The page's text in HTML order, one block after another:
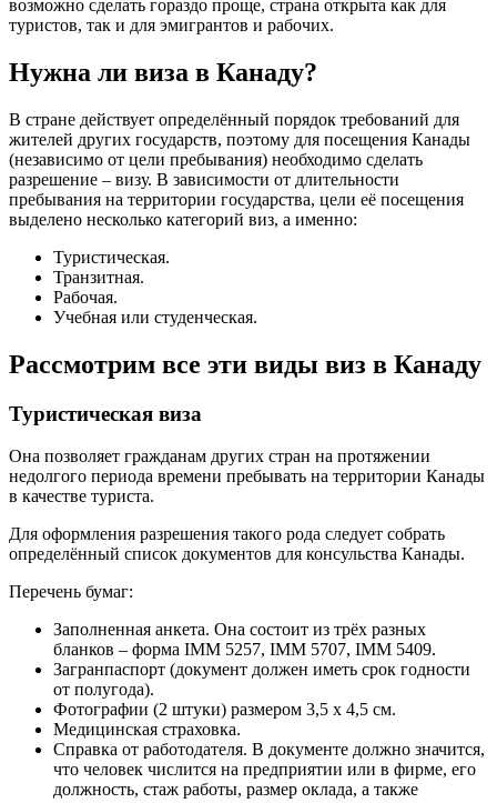
возможно сделать гораздо проще, страна открыта как для
туристов, так и для эмигрантов и рабочих.
Нужна ли виза в Канаду?
В стране действует определённый порядок требований для
жителей других государств, поэтому для посещения Канады
(независимо от цели пребывания) необходимо сделать
разрешение – визу. В зависимости от длительности
пребывания на территории государства, цели её посещения
выделено несколько категорий виз, а именно:
Туристическая.
Транзитная.
Рабочая.
Учебная или студенческая.
Рассмотрим все эти виды виз в Канаду
Туристическая виза
Она позволяет гражданам других стран на протяжении
недолгого периода времени пребывать на территории Канады
в качестве туриста.
Для оформления разрешения такого рода следует собрать
определённый список документов для консульства Канады.
Перечень бумаг:
Заполненная анкета. Она состоит из трёх разных
бланков – форма IMM 5257, IMM 5707, IMM 5409.
Загранпаспорт (документ должен иметь срок годности
от полугода).
Фотографии (2 штуки) размером 3,5 х 4,5 см.
Медицинская страховка.
Справка от работодателя. В документе должно значится,
что человек числится на предприятии или в фирме, его
должность, стаж работы, размер оклада, а также